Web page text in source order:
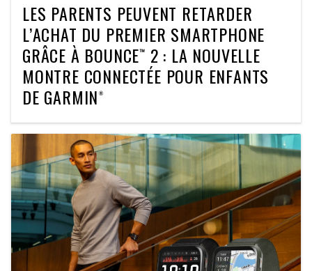
LES PARENTS PEUVENT RETARDER
L’ACHAT DU PREMIER SMARTPHONE
GRÂCE À BOUNCE™ 2 : LA NOUVELLE
MONTRE CONNECTÉE POUR ENFANTS
DE GARMIN®